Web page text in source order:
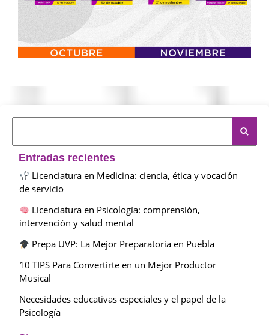
Entradas recientes
Licenciatura en Medicina: ciencia, ética y vocación
de servicio
Licenciatura en Psicología: comprensión,
intervención y salud mental
Prepa UVP: La Mejor Preparatoria en Puebla
10 TIPS Para Convertirte en un Mejor Productor
Musical
Necesidades educativas especiales y el papel de la
Psicología